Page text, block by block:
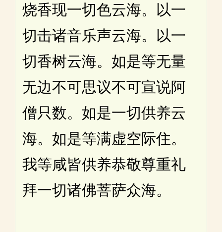
烧香现一切色云海。以一
切击诸音乐声云海。以一
切香树云海。如是等无量
无边不可思议不可宣说阿
僧只数。如是一切供养云
海。如是等满虚空际住。
我等咸皆供养恭敬尊重礼
拜一切诸佛菩萨众海。